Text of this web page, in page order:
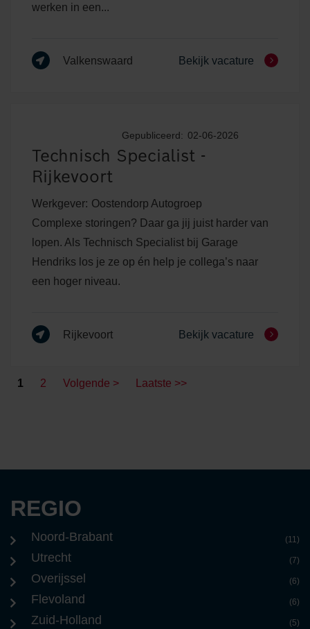
werken in een...
Valkenswaard Bekijk vacature
Gepubliceerd: 02-06-2026
Technisch Specialist -
Rijkevoort
Werkgever: Oostendorp Autogroep
Complexe storingen? Daar ga jij juist harder van
lopen. Als Technisch Specialist bij Garage
Hendriks los je ze op én help je collega’s naar
een hoger niveau.
Rijkevoort Bekijk vacature
1 2 Volgende > Laatste >>
REGIO
Noord-Brabant (11)
Utrecht (7)
Overijssel (6)
Flevoland (6)
Zuid-Holland (5)